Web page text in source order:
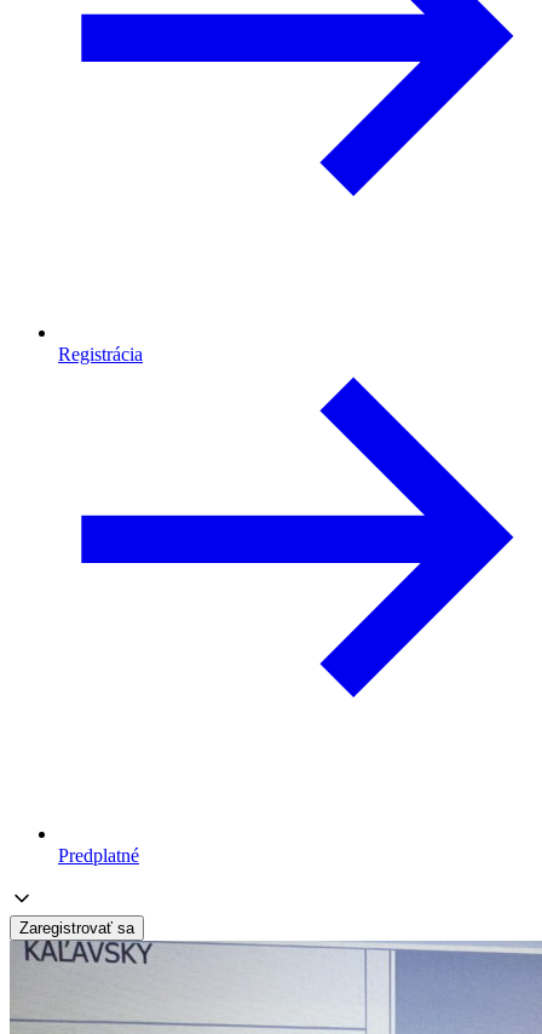
Registrácia
Predplatné
Zaregistrovať sa